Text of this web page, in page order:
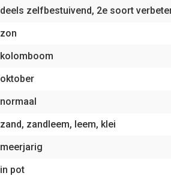
deels zelfbestuivend, 2e soort
zon
kolomboom
oktober
normaal
zand, zandleem, leem, klei
meerjarig
in pot